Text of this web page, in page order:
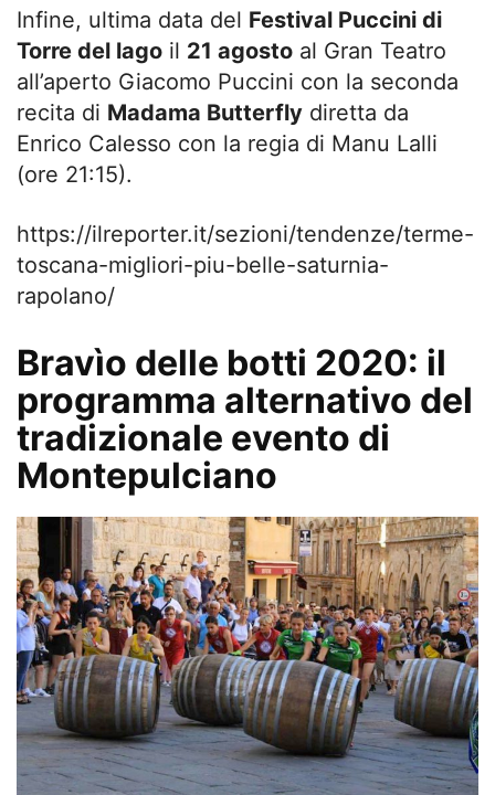
Infine, ultima data del Festival Puccini di
Torre del lago il 21 agosto al Gran Teatro
all’aperto Giacomo Puccini con la seconda
recita di Madama Butterfly diretta da
Enrico Calesso con la regia di Manu Lalli
(ore 21:15).
https://ilreporter.it/sezioni/tendenze/terme-
toscana-migliori-piu-belle-saturnia-
rapolano/
Bravìo delle botti 2020: il
programma alternativo del
tradizionale evento di
Montepulciano